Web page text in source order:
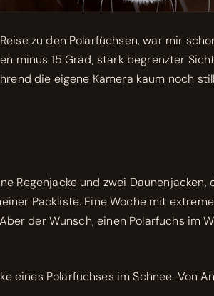
zu den Polarfüchsen, war mir
minus 15 Grad, stark begrenzter
die eigene Kamera kaum noch
Regenjacke und zwei
Packliste. Eine Woche mit
der Wunsch, einen Polarfuchs im